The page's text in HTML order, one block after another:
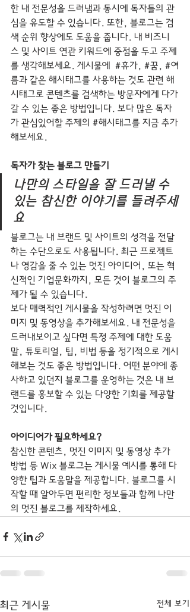
한 내 전문성을 드러냄과 동시에 독자들의 관
심을 유도할 수 있습니다. 또한, 블로그는 검
색 순위 향상에도 도움을 줍니다. 내 비즈니
스 및 사이트 연관 키워드에 중점을 두고 주제
를 생각해보세요. 게시물에 #휴가, #꿈 , #여
름과 같은 해시태그를 사용하는 것도 관련 해
시태그로 콘텐츠를 검색하는 방문자에게 다가
갈 수 있는 좋은 방법입니다. 보다 많은 독자
가 관심있어할 주제의 #해시태그를 지금 추가
해보세요.
독자가 찾는 블로그 만들기
나만의 스타일을 잘 드러낼 수
있는 참신한 이야기를 들려주세
요
블로그는 내 브랜드 및 사이트의 성격을 전달
하는 수단으로도 사용됩니다. 최근 프로젝트
나 영감을 줄 수 있는 멋진 아이디어, 또는 혁
신적인 기업문화까지, 모든 것이 블로그의 주
제가 될 수 있습니다.
보다 매력적인 게시물을 작성하려면 멋진 이
미지 및 동영상을 추가해보세요. 내 전문성을
드러내보이고 싶다면 특정 주제에 대한 도움
말, 튜토리얼, 팁, 비법 등을 정기적으로 게시
해보는 것도 좋은 방법입니다. 어떤 분야에 종
사하고 있던지 블로그를 운영하는 것은 내 브
랜드를 홍보할 수 있는 다양한 기회를 제공할
것입니다.
아이디어가 필요하세요?
참신한 콘텐츠, 멋진 이미지 및 동영상 추가
방법 등 Wix 블로그는 게시물 예시를 통해 다
양한 팁과 도움말을 제공합니다. 블로그를 시
작할 때 알아두면 편리한 정보들과 함께 나만
의 멋진 블로그를 제작하세요.
최근 게시물 전체 보기